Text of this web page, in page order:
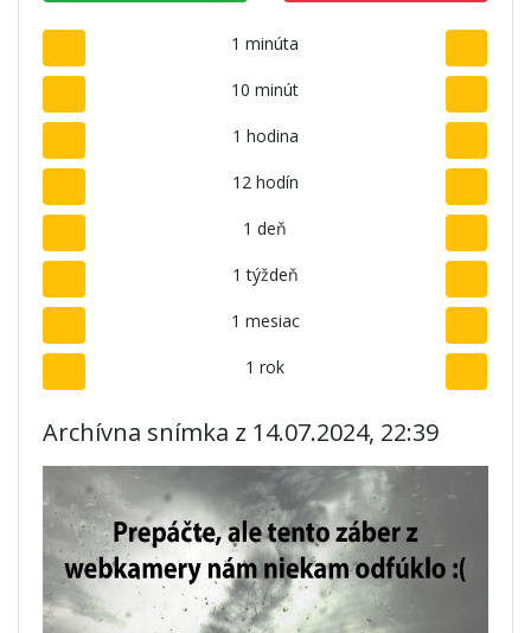
1 minúta
10 minút
1 hodina
12 hodín
1 deň
1 týždeň
1 mesiac
1 rok
Archívna snímka z 14.07.2024, 22:39